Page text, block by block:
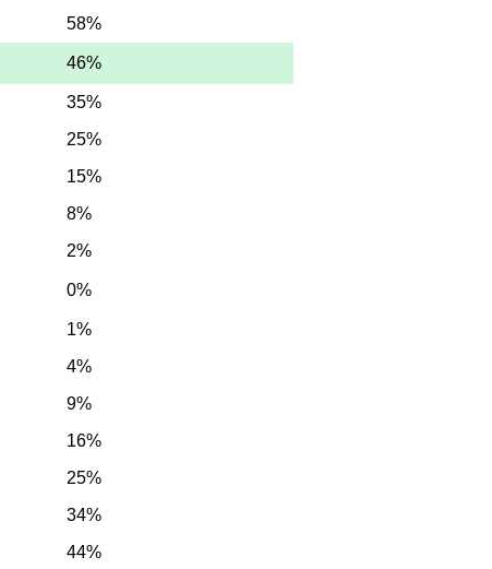
58%
46%
35%
25%
15%
8%
2%
0%
1%
4%
9%
16%
25%
34%
44%